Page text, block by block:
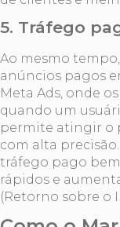
5. Tráfego
Ao mesmo
anúncios pagos
Meta Ads, onde
quando um
permite atingir o
com alta
tráfego pago
rápidos e
(Retorno sobre o